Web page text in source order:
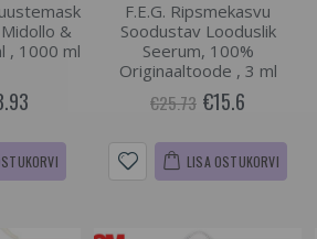
&
, 1000 ml
F.E.G. Ripsmekasvu
Soodustav Looduslik
Seerum, 100%
Originaaltoode , 3 ml
€25.73 €15.6
LISA OSTUKORVI